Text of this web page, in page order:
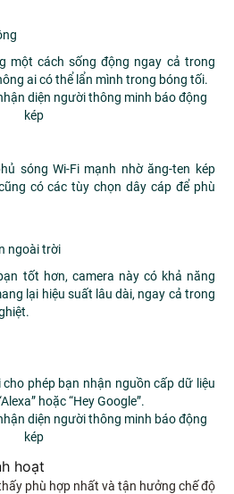
một cách sống động ngay cả trong
ai có thể lẩn mình trong bóng tối.
sóng Wi-Fi mạnh nhờ ăng-ten kép
có các tùy chọn dây cáp để phù
ngoài trời
tốt hơn, camera này có khả năng
lại hiệu suất lâu dài, ngay cả trong
phép bạn nhận nguồn cấp dữ liệu
hoặc “Hey Google”.
hoạt
phù hợp nhất và tận hưởng chế độ